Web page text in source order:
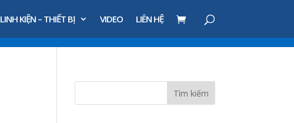
LINH KIỆN – THIẾT BỊ VIDEO LIÊN HỆ